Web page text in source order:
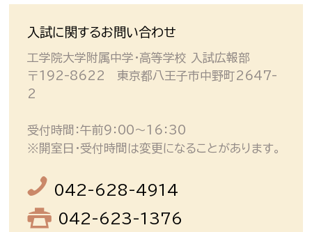
入試に関するお問い合わせ
工学院大学附属中学・高等学校 入試広報部
〒192-8622 東京都八王子市中野町2647-
2
受付時間：午前9：00～16：30
※開室日・受付時間は変更になることがあります。
042-628-4914
042-623-1376